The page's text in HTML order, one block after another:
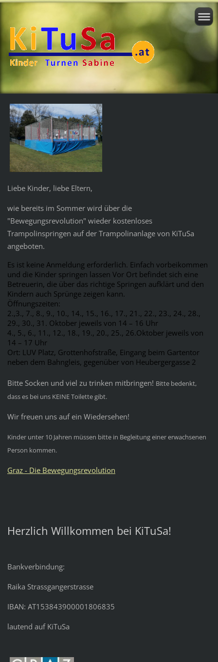
Liebe Kinder, liebe Eltern,
wie bereits im Sommer wird über die
"Bewegungsrevolution" wieder kostenloses
Trampolinspringen auf der Trampolinanlage von KiTuSa
angeboten.
Es ist keine Anmeldung erforderlich. Einfach vorbeikommen
und die Kinder springen lassen Vor Ort befindet sich eine
Betreuerin, die über das richtige Springen aufklärt und den
Kindern auch Sprünge zeigen kann.
Öffnungszeiten:
2.,3., 7., 8., 9., 10., 14., 15., 16., 17., 21., 22., 23., 24., 28.,
29., 30., 31. Oktober jeweils von 14 – 16 Uhr
4., 5., 6., 11., 12., 18., 19., 20., 25., 26.Oktober jeweils von
14 – 17 Uhr
Ort: LUV Platz, Grottenhofstraße, Eingang beim Gartentor
neben dem Bahngleis, gegenüber von Heubergergasse 2
Bitte Socken und viel zu trinken mitbringen! Bitte bedenkt,
dass es bei uns KEINE Toilette gibt.
Wir freuen uns auf ein Wiedersehen!
Kinder unter 10 Jahren müssen bitte in Begleitung einer erwachsenen
Person kommen.
Graz - Die Bewegungsrevolution
Herzlich Willkommen bei KiTuSa!
Bankverbindung:
Raika Strassgangerstrasse
IBAN: AT153843900001806835
lautend auf KiTuSa